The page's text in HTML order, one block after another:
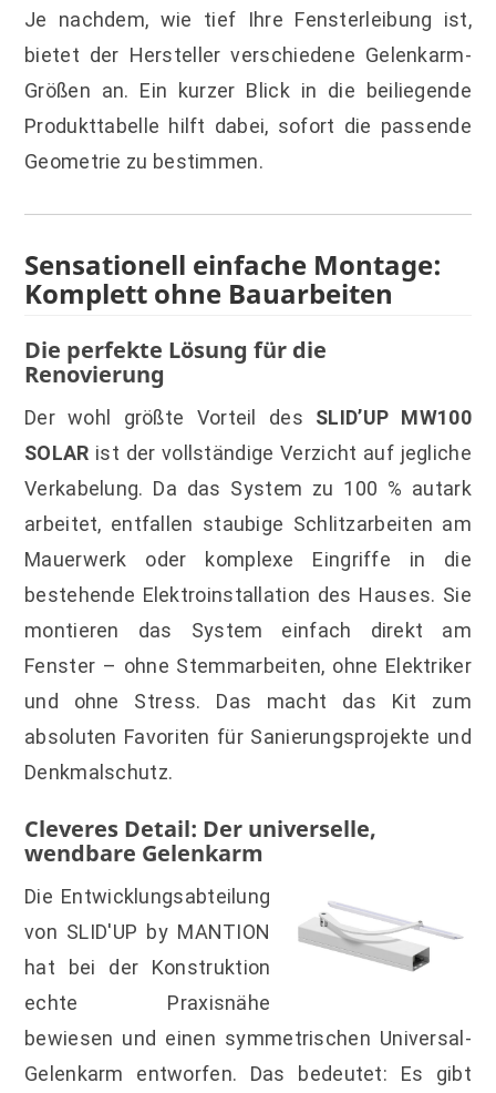
Je nachdem, wie tief Ihre Fensterleibung ist,
bietet der Hersteller verschiedene Gelenkarm-
Größen an. Ein kurzer Blick in die beiliegende
Produkttabelle hilft dabei, sofort die passende
Geometrie zu bestimmen.
Sensationell einfache Montage:
Komplett ohne Bauarbeiten
Die perfekte Lösung für die
Renovierung
Der wohl größte Vorteil des SLID’UP MW100
SOLAR ist der vollständige Verzicht auf jegliche
Verkabelung. Da das System zu 100 % autark
arbeitet, entfallen staubige Schlitzarbeiten am
Mauerwerk oder komplexe Eingriffe in die
bestehende Elektroinstallation des Hauses. Sie
montieren das System einfach direkt am
Fenster – ohne Stemmarbeiten, ohne Elektriker
und ohne Stress. Das macht das Kit zum
absoluten Favoriten für Sanierungsprojekte und
Denkmalschutz.
Cleveres Detail: Der universelle,
wendbare Gelenkarm
Die Entwicklungsabteilung
von SLID'UP by MANTION
hat bei der Konstruktion
echte Praxisnähe
bewiesen und einen symmetrischen Universal-
Gelenkarm entworfen. Das bedeutet: Es gibt